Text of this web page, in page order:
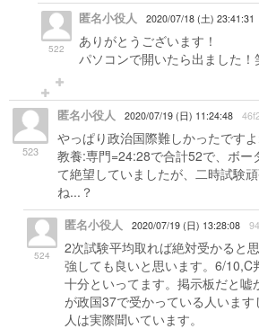
522
匿名小役人 2020/07/18 (土) 23:41:31
ありがとうございます！
パソコンで開いたら出ました！
523
匿名小役人 2020/07/19 (日) 11:24:48
やっぱり政治国際難しかったです
教養:専門=24:28で合計52で、ボー
て絶望していましたが、二時試験
ね...？
524
匿名小役人 2020/07/19 (日) 13:28:08
2次試験平均取れば絶対受かると
強しても良いと思います。6/10,C
十分といってます。掲示板だと嘘
が政国37で受かっている人いま
人は実際聞いています。